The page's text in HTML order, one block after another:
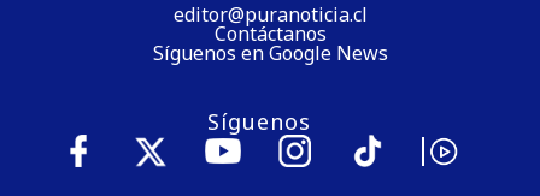
editor@puranoticia.cl
Contáctanos
Síguenos en Google News
Síguenos